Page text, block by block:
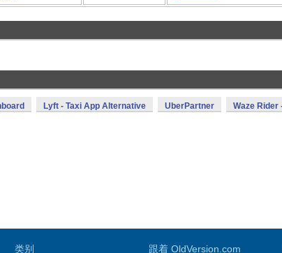
Lyft - Taxi App Alternative UberPartner Waze Rider
类别 跟着 OldVersion.com